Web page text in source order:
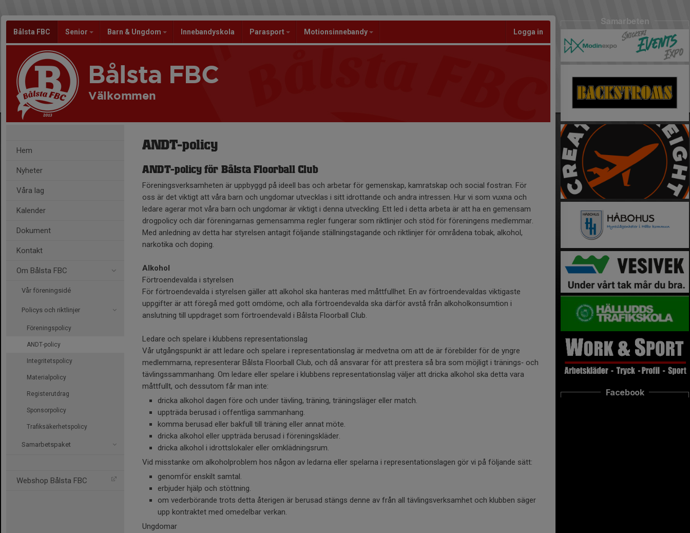
Bålsta FBC Senior Barn & Ungdom Innebandyskola Parasport Motionsinnebandy Logga in
Bålsta FBC
Välkommen
Hem
Nyheter
Våra lag
Kalender
Dokument
Kontakt
Om Bålsta FBC
Vår föreningsidé
Policys och riktlinjer
Föreningspolicy
ANDT-policy
Integritetspolicy
Materialpolicy
Registerutdrag
Sponsorpolicy
Trafiksäkerhetspolicy
Samarbetspaket
Webshop Bålsta FBC
ANDT-policy
ANDT-policy för Bålsta Floorball Club
Föreningsverksamheten är uppbyggd på ideell bas och arbetar för gemenskap, kamratskap och social fostran. För
oss är det viktigt att våra barn och ungdomar utvecklas i sitt idrottande och andra intressen. Hur vi som vuxna och
ledare agerar mot våra barn och ungdomar är viktigt i denna utveckling. Ett led i detta arbeta är att ha en gemensam
drogpolicy och där föreningarnas gemensamma regler fungerar som riktlinjer och stöd för föreningens medlemmar.
Med anledning av detta har styrelsen antagit följande ställningstagande och riktlinjer för områdena tobak, alkohol,
narkotika och doping.
Alkohol
Förtroendevalda i styrelsen
För förtroendevalda i styrelsen gäller att alkohol ska hanteras med måttfullhet. En av förtroendevaldas viktigaste
uppgifter är att föregå med gott omdöme, och alla förtroendevalda ska därför avstå från alkoholkonsumtion i
anslutning till uppdraget som förtroendevald i Bålsta Floorball Club.
Ledare och spelare i klubbens representationslag
Vår utgångspunkt är att ledare och spelare i representationslag är medvetna om att de är förebilder för de yngre
medlemmarna, representerar Bålsta Floorball Club, och då ansvarar för att prestera så bra som möjligt i tränings‐ och
tävlingssammanhang. Om ledare eller spelare i klubbens representationslag väljer att dricka alkohol ska detta vara
måttfullt, och dessutom får man inte:
dricka alkohol dagen före och under tävling, träning, träningsläger eller match.
uppträda berusad i offentliga sammanhang.
komma berusad eller bakfull till träning eller annat möte.
dricka alkohol eller uppträda berusad i föreningskläder.
dricka alkohol i idrottslokaler eller omklädningsrum.
Vid misstanke om alkoholproblem hos någon av ledarna eller spelarna i representationslagen gör vi på följande sätt:
genomför enskilt samtal.
erbjuder hjälp och stöttning.
om vederbörande trots detta återigen är berusad stängs denne av från all tävlingsverksamhet och klubben säger
upp kontraktet med omedelbar verkan.
Ungdomar
Samarbeten
Facebook